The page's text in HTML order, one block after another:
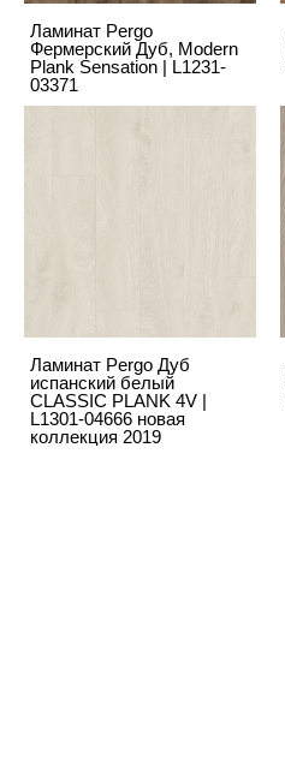
Ламинат Pergo
Фермерский Дуб, Modern
Plank Sensation | L1231-
03371
Ламинат Pergo Дуб
испанский белый
CLASSIC PLANK 4V |
L1301-04666 новая
коллекция 2019